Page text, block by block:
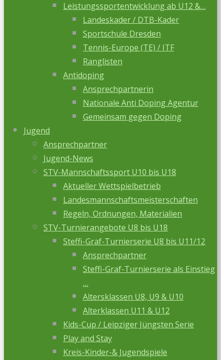
Leistungssportentwicklung ab U12 &…
Landeskader / DTB-Kader
Sportschule Dresden
Tennis-Europe (TE) / ITF
Ranglisten
Antidoping
Ansprechpartnerin
Nationale Anti Doping Agentur
Gemeinsam gegen Doping
Jugend
Ansprechpartner
Jugend-News
STV-Mannschaftssport U10 bis U18
Aktueller Wettspielbetrieb
Landesmannschaftsmeisterschaften
Regeln, Ordnungen, Materialien
STV-Turnierangebote U8 bis U18
Steffi-Graf-Turnierserie U8 bis U11/12
Ansprechpartner
Steffi-Graf-Turnierserie als Einstieg
…
Altersklassen U8, U9 & U10
Alterklassen U11 & U12
Kids-Cup / Leipziger Jüngsten Serie
Play and Stay
Kreis-Kinder-& Jugendspiele